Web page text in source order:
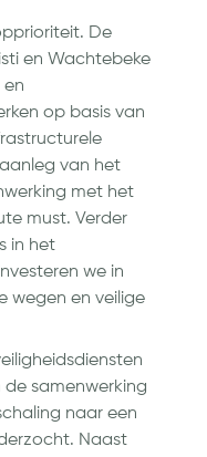
De
en Wachtebeke
op basis van
van het
met het
must. Verder
in het
we in
wegen en veilige
samenwerking
naar een
Naast